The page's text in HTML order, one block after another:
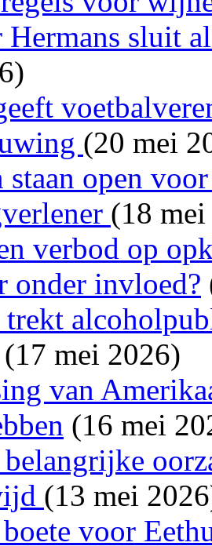
sluit
(20 mei
staan open
(18
verbod op
onder invloed?
(17 mei 2026)
van
(16 mei
(13 mei
voor